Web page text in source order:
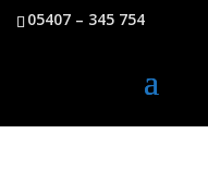
05407 – 345 754